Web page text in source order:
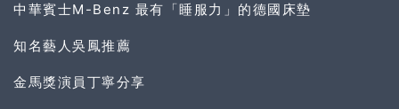
中華賓士M-Benz 最有「睡服力」的德國床墊
知名藝人吳鳳推薦
金馬獎演員丁寧分享